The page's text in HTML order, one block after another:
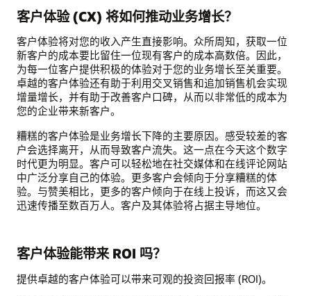
客户体验 (CX) 将如何推动业务增长？
客户体验将对您的收入产生直接影响。众所周知，获取一位
新客户的成本要比留住一位现有客户的成本高数倍。因此，
为每一位客户提供积极的体验对于您的业务增长至关重要。
卓越的客户体验还有助于利用交叉销售和追加销售机会实现
增量增长，并有助于改善客户口碑，从而以非常低的成本为
您的企业带来新客户。
糟糕的客户体验是业务增长下降的主要原因。感受较差的客
户会选择离开，从而导致客户流失。这一点在今天这个数字
时代更为明显。客户可以轻松地在社交媒体和在线评论网站
中广泛分享自己的体验。更多客户会倾向于分享糟糕的体
验。与赞美相比，更多的客户倾向于在线上投诉，而这又会
迅速传播至数百万人。客户及其体验将占据主导地位。
客户体验能带来 ROI 吗？
提供卓越的客户体验可以带来可观的投资回报率 (ROI)。